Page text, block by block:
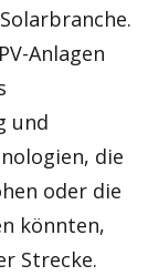
Anlagen
und
die
oder die
könnten,
Strecke.